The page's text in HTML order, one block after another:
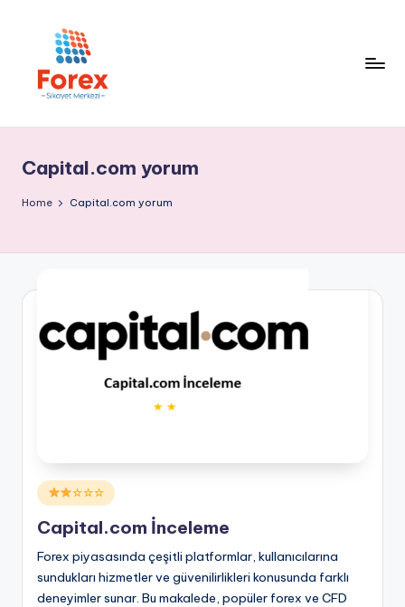
Capital.com yorum
Home Capital.com yorum
Posted
in
☆☆☆
Capital.com İnceleme
Forex piyasasında çeşitli platformlar, kullanıcılarına
sundukları hizmetler ve güvenilirlikleri konusunda farklı
deneyimler sunar. Bu makalede, popüler forex ve CFD